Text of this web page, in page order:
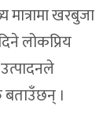
खरबुजा
लोकप्रिय
।